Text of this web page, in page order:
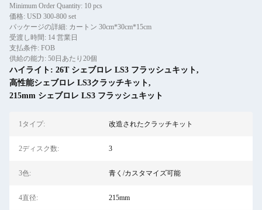
Minimum Order Quantity: 10 pcs
価格: USD 300-800 set
パッケージの詳細: カートン 30cm*30cm*15cm
受渡し時間: 14 営業日
支払条件: FOB
供給の能力: 50日あたり20個
ハイライト: 26T シェブロレ LS3 フラッシュキット,
高性能シェブロレ LS3クラッチキット,
215mm シェブロレ LS3 フラッシュキット
1タイプ: 改造されたクラッチキット
2ディスク数: 3
3色: 青く/カスタマイズ可能
4直径: 215mm